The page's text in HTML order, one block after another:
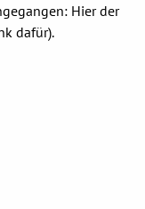
Hier der
dafür).